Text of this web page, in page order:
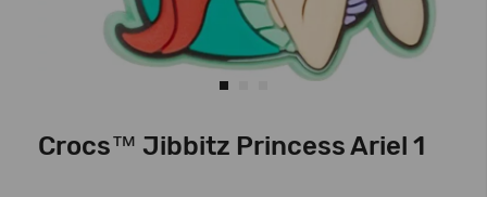
Crocs™ Jibbitz Princess Ariel 1